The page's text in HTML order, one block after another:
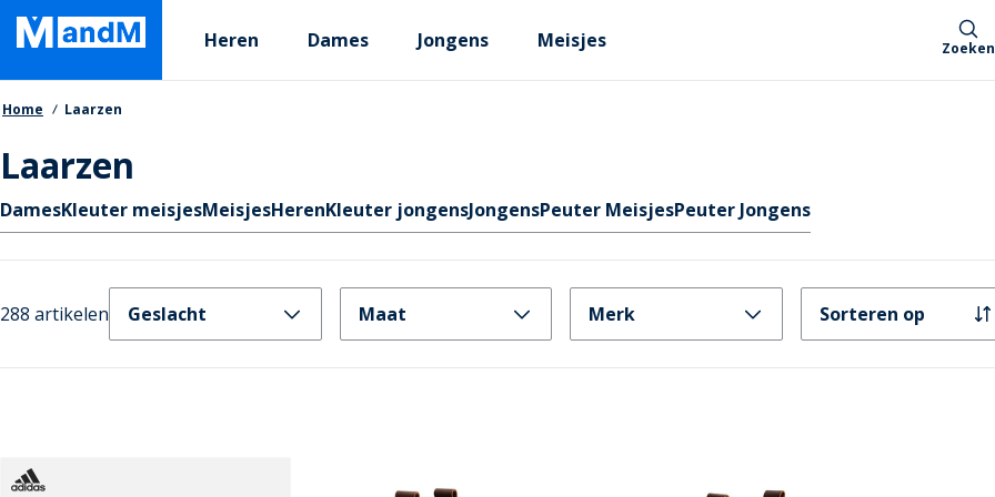
Skip
main
content
Primary departments
Heren Dames Jongens Meisjes Zoeken
Kruimelpad
Home Laarzen
Laarzen
Quicklinks
DamesKleuter meisjesMeisjesHerenKleuter jongensJongensPeuter MeisjesPeuter Jongens
288 artikelen Geslacht Maat Merk Sorteren op